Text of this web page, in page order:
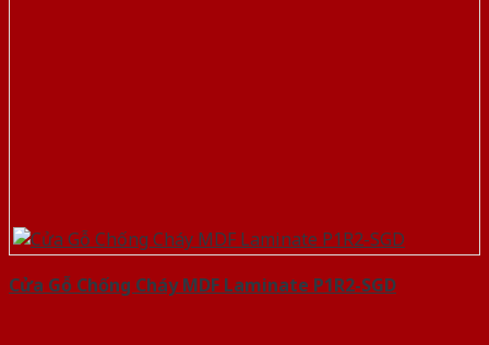
Cửa Gỗ Chống Cháy MDF Laminate P1R2-SGD